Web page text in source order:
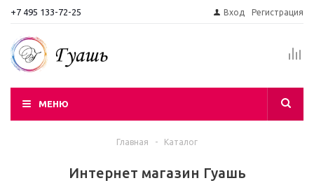
+7 495 133-72-25 Вход Регистрация
МЕНЮ
Главная - Каталог
Интернет магазин Гуашь